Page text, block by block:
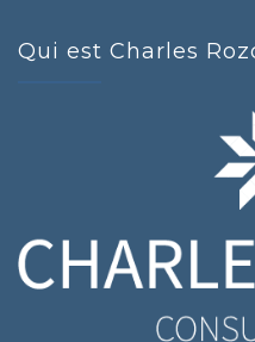
Qui est Charles